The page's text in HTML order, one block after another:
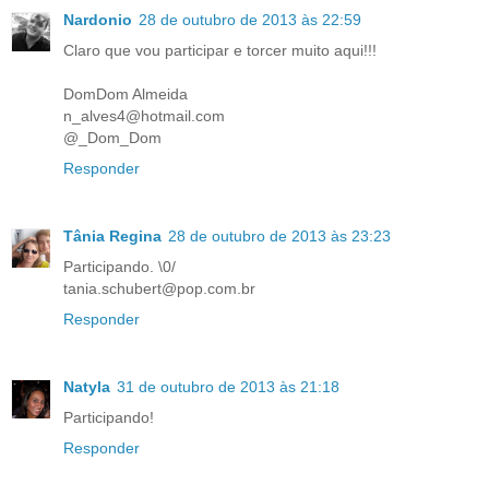
Nardonio 28 de outubro de 2013 às 22:59
Claro que vou participar e torcer muito aqui!!!
DomDom Almeida
n_alves4@hotmail.com
@_Dom_Dom
Responder
Tânia Regina 28 de outubro de 2013 às 23:23
Participando. \0/
tania.schubert@pop.com.br
Responder
Natyla 31 de outubro de 2013 às 21:18
Participando!
Responder